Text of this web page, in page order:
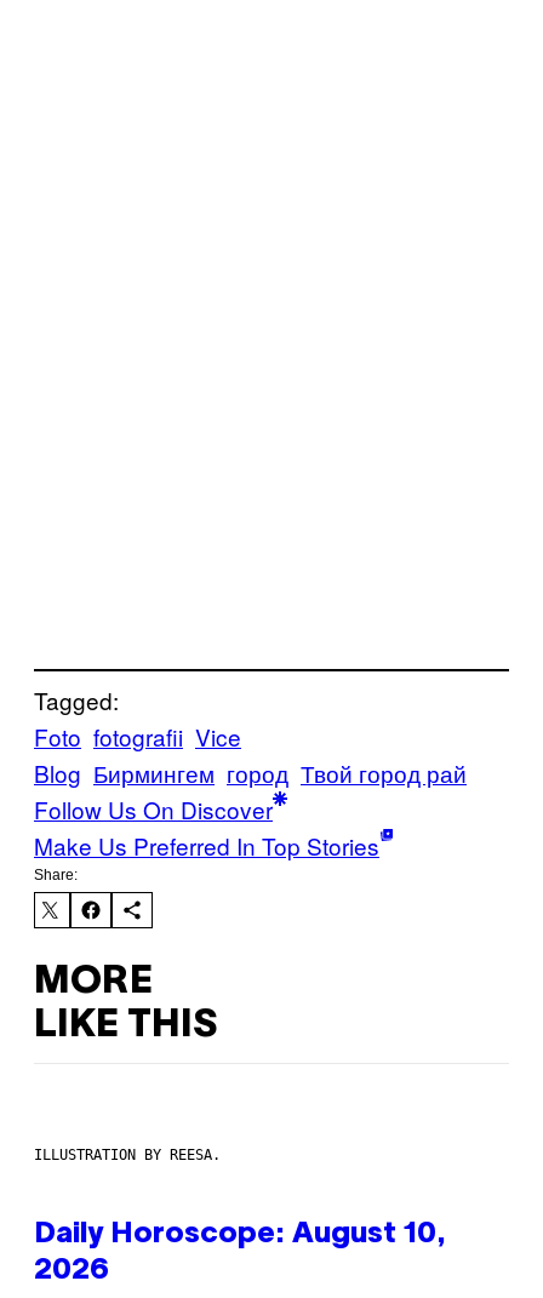
Tagged:
Foto fotografii Vice
Blog Бирмингем город Твой город рай
Follow Us On Discover
Make Us Preferred In Top Stories
Share:
MORE
LIKE THIS
ILLUSTRATION BY REESA.
Daily Horoscope: August 10,
2026